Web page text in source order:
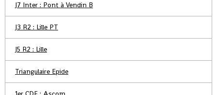
J7 Inter : Pont à Vendin B
J3 R2 : Lille PT
J5 R2 : Lille
Triangulaire Epide